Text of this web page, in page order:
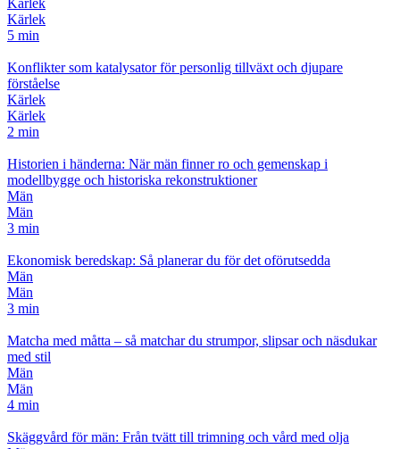
Kärlek
5 min
Konflikter som katalysator för personlig tillväxt och djupare
förståelse
Kärlek
Kärlek
2 min
Historien i händerna: När män finner ro och gemenskap i
modellbygge och historiska rekonstruktioner
Män
Män
3 min
Ekonomisk beredskap: Så planerar du för det oförutsedda
Män
Män
3 min
Matcha med måtta – så matchar du strumpor, slipsar och näsdukar
med stil
Män
Män
4 min
Skäggvård för män: Från tvätt till trimning och vård med olja